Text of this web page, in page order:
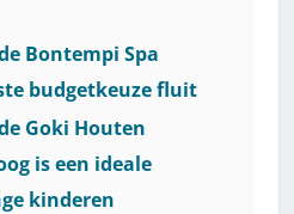
Bontempi Spa
budgetkeuze fluit
Goki Houten
is een ideale
kinderen